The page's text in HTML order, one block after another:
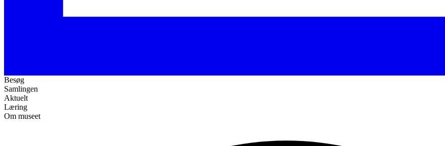
Besøg
Samlingen
Aktuelt
Læring
Om museet